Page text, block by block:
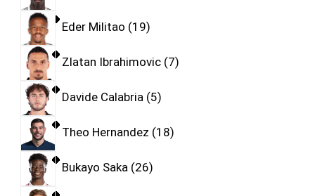
Eder Militao 19
Zlatan Ibrahimovic 7
Davide Calabria 5
Theo Hernandez 18
Bukayo Saka 26